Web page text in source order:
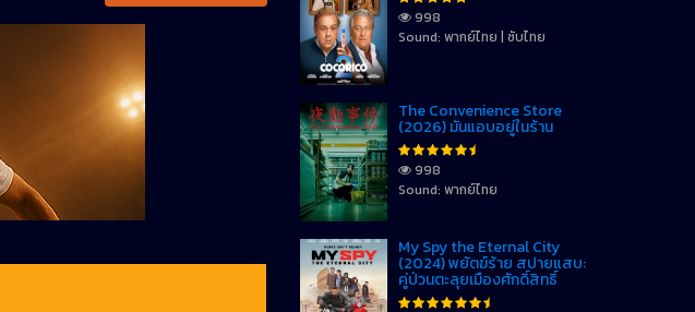
998
Sound: พากย์ไทย | ซับไทย
The Convenience Store
(2026) มันแอบอยู่ในร้าน
998
Sound: พากย์ไทย
My Spy the Eternal City
(2024) พยัตฆ์ร้าย สปายแสบ:
คู่ป่วนตะลุยเมืองศักดิ์สิทธิ์